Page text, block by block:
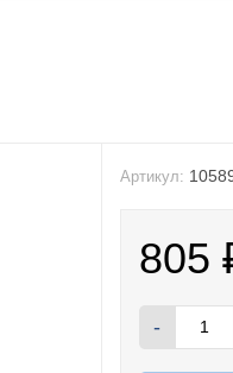
Артикул:
805
-